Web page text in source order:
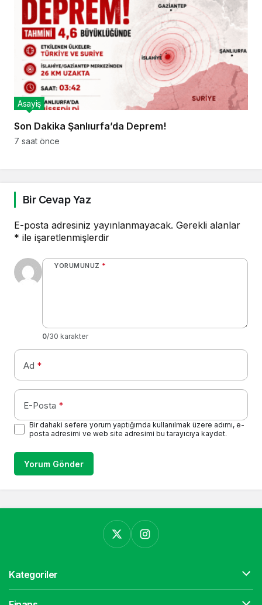
Son Dakika Şanlıurfa’da Deprem!
Asayiş
7 saat önce
Bir Cevap Yaz
E-posta adresiniz yayınlanmayacak. Gerekli alanlar
* ile işaretlenmişlerdir
YORUMUNUZ *
0/30 karakter
Ad *
E-Posta *
Bir dahaki sefere yorum yaptığımda kullanılmak üzere adımı, e-
posta adresimi ve web site adresimi bu tarayıcıya kaydet.
Yorum Gönder
Kategoriler